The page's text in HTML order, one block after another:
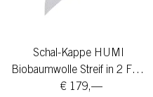
Schal-Kappe HUMI
Biobaumwolle Streif in 2 Farben
€ 179,—